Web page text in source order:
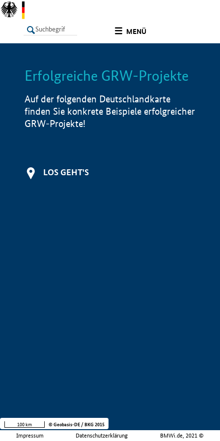
MENÜ
LISTE Info
Erfolgreiche GRW-Projekte
Auf der folgenden Deutschlandkarte
finden Sie konkrete Beispiele erfolgreicher
GRW-Projekte!
LOS GEHT'S
Impressum Datenschutzerklärung BMWi.de, 2021 ©
100 km © Geobasis-DE / BKG 2015